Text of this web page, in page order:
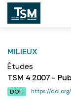
MILIEUX
Études
TSM 4 2007 -
DOI : https://